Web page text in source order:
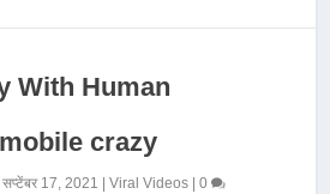
With Human
crazy
|सप्टेंबर 17, 2021 |Viral Videos |0